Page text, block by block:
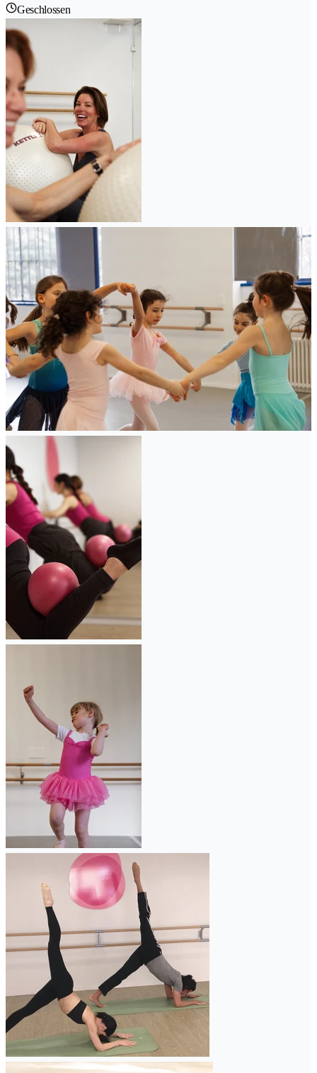
Geschlossen